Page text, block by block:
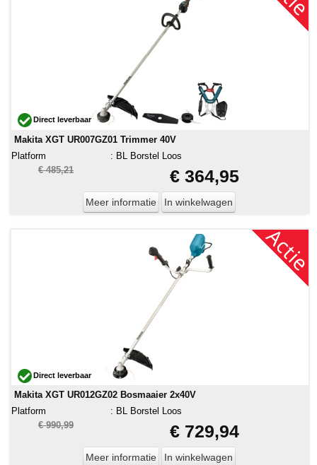
Direct leverbaar
Makita XGT UR007GZ01 Trimmer 40V
Platform
: BL Borstel Loos
€ 485,21
€ 364,95
Meer informatie In winkelwagen
Direct leverbaar
Makita XGT UR012GZ02 Bosmaaier 2x40V
Platform
: BL Borstel Loos
€ 990,99
€ 729,94
Meer informatie In winkelwagen